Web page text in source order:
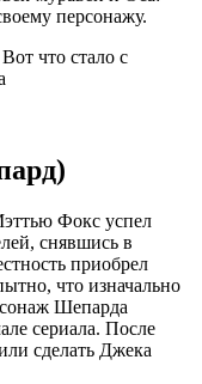
персонажу.
Фокс успел
снявшись в
приобрел
что изначально
Шепарда
сериала. После
сделать Джека